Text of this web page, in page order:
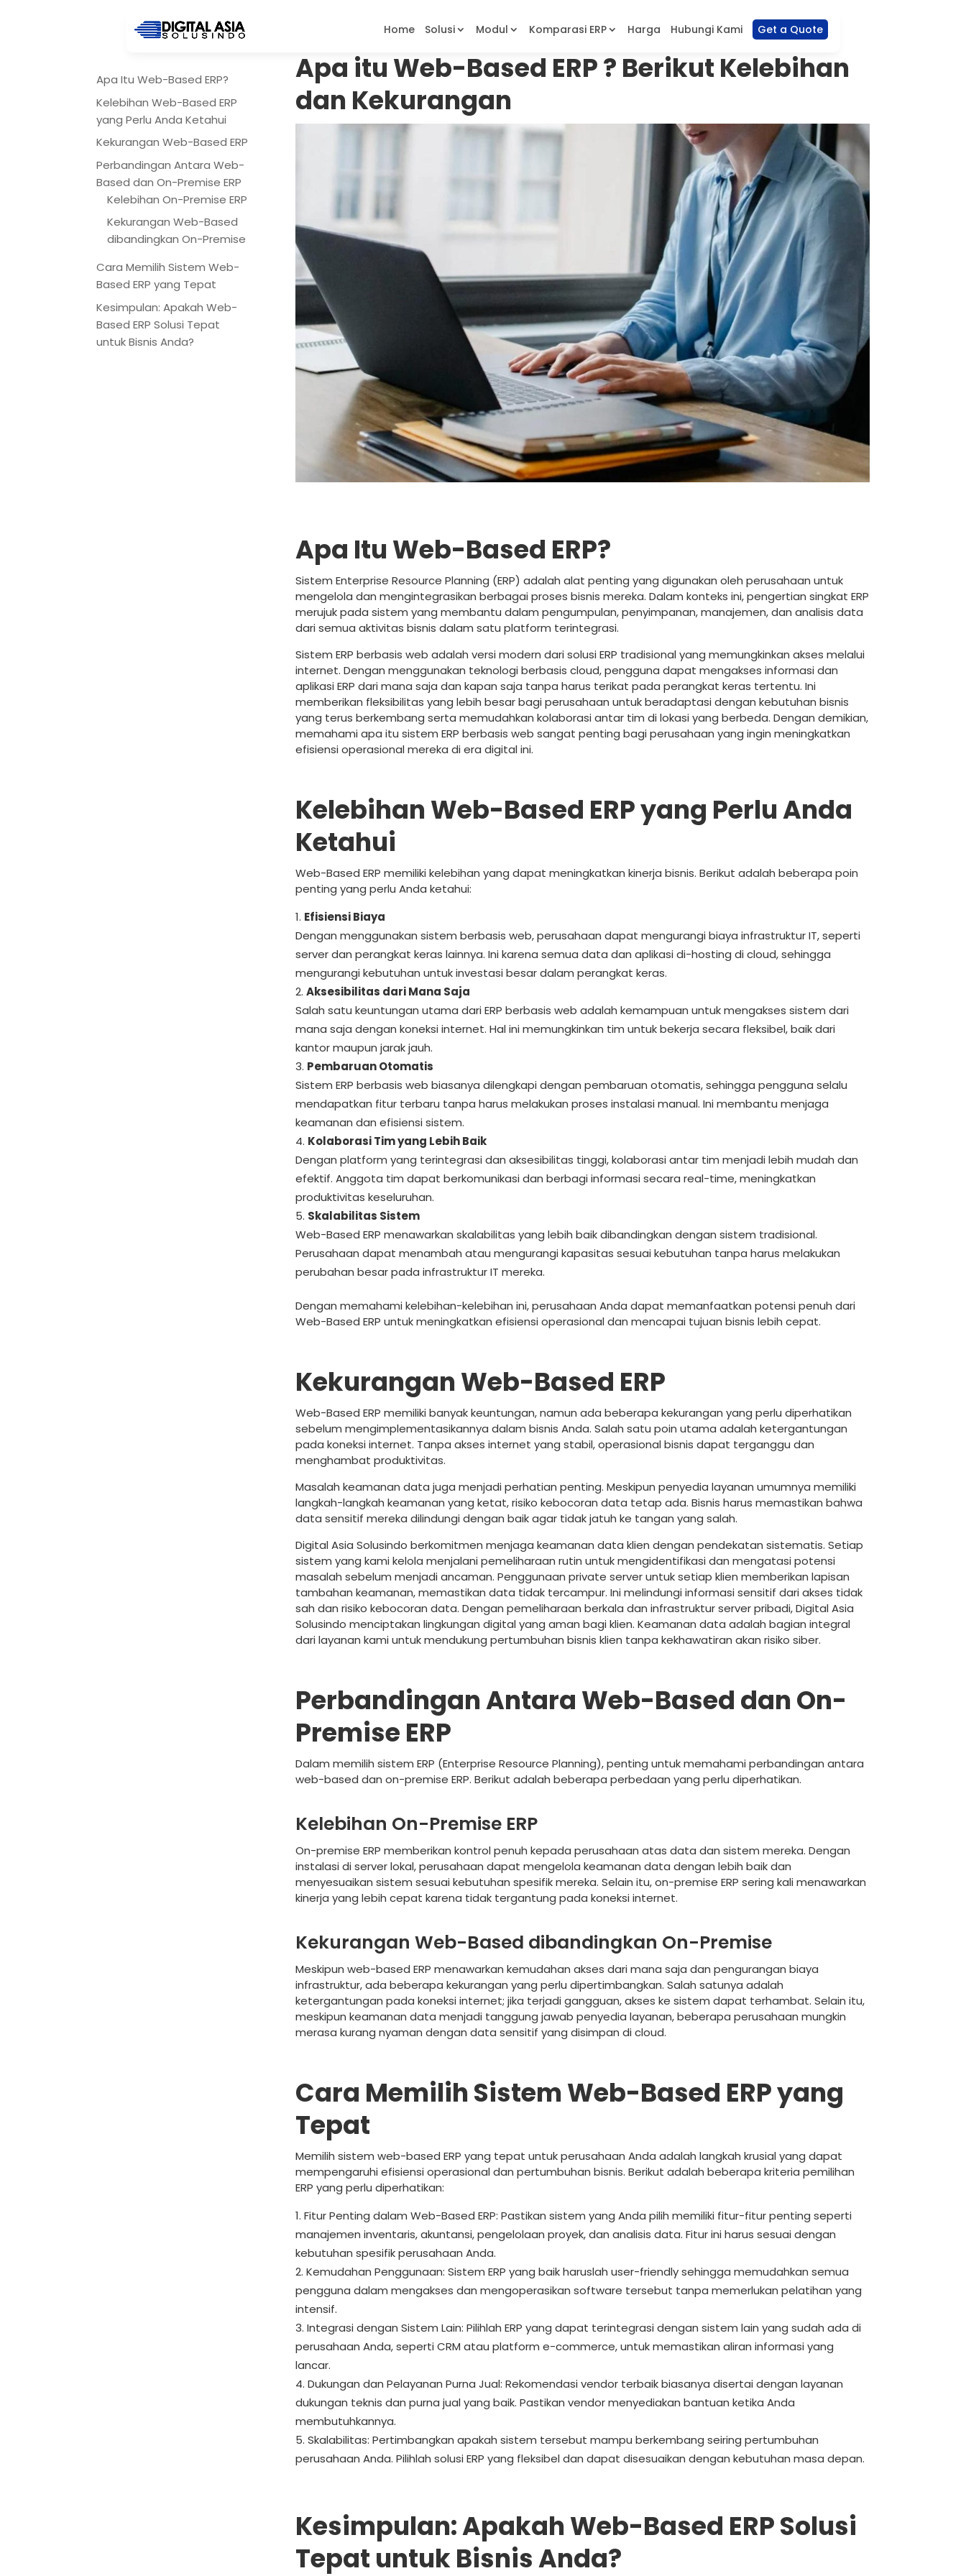
Home Solusi Modul Komparasi ERP Harga Hubungi Kami Get a Quote
Apa itu Web-Based ERP ? Berikut Kelebihan
dan Kekurangan
Apa Itu Web-Based ERP?
Sistem Enterprise Resource Planning (ERP) adalah alat penting yang digunakan oleh perusahaan untuk
mengelola dan mengintegrasikan berbagai proses bisnis mereka. Dalam konteks ini, pengertian singkat ERP
merujuk pada sistem yang membantu dalam pengumpulan, penyimpanan, manajemen, dan analisis data
dari semua aktivitas bisnis dalam satu platform terintegrasi.
Sistem ERP berbasis web adalah versi modern dari solusi ERP tradisional yang memungkinkan akses melalui
internet. Dengan menggunakan teknologi berbasis cloud, pengguna dapat mengakses informasi dan
aplikasi ERP dari mana saja dan kapan saja tanpa harus terikat pada perangkat keras tertentu. Ini
memberikan fleksibilitas yang lebih besar bagi perusahaan untuk beradaptasi dengan kebutuhan bisnis
yang terus berkembang serta memudahkan kolaborasi antar tim di lokasi yang berbeda. Dengan demikian,
memahami apa itu sistem ERP berbasis web sangat penting bagi perusahaan yang ingin meningkatkan
efisiensi operasional mereka di era digital ini.
Kelebihan Web-Based ERP yang Perlu Anda
Ketahui
Web-Based ERP memiliki kelebihan yang dapat meningkatkan kinerja bisnis. Berikut adalah beberapa poin
penting yang perlu Anda ketahui:
Efisiensi Biaya
Dengan menggunakan sistem berbasis web, perusahaan dapat mengurangi biaya infrastruktur IT, seperti
server dan perangkat keras lainnya. Ini karena semua data dan aplikasi di-hosting di cloud, sehingga
mengurangi kebutuhan untuk investasi besar dalam perangkat keras.
Aksesibilitas dari Mana Saja
Salah satu keuntungan utama dari ERP berbasis web adalah kemampuan untuk mengakses sistem dari
mana saja dengan koneksi internet. Hal ini memungkinkan tim untuk bekerja secara fleksibel, baik dari
kantor maupun jarak jauh.
Pembaruan Otomatis
Sistem ERP berbasis web biasanya dilengkapi dengan pembaruan otomatis, sehingga pengguna selalu
mendapatkan fitur terbaru tanpa harus melakukan proses instalasi manual. Ini membantu menjaga
keamanan dan efisiensi sistem.
Kolaborasi Tim yang Lebih Baik
Dengan platform yang terintegrasi dan aksesibilitas tinggi, kolaborasi antar tim menjadi lebih mudah dan
efektif. Anggota tim dapat berkomunikasi dan berbagi informasi secara real-time, meningkatkan
produktivitas keseluruhan.
Skalabilitas Sistem
Web-Based ERP menawarkan skalabilitas yang lebih baik dibandingkan dengan sistem tradisional.
Perusahaan dapat menambah atau mengurangi kapasitas sesuai kebutuhan tanpa harus melakukan
perubahan besar pada infrastruktur IT mereka.
Dengan memahami kelebihan-kelebihan ini, perusahaan Anda dapat memanfaatkan potensi penuh dari
Web-Based ERP untuk meningkatkan efisiensi operasional dan mencapai tujuan bisnis lebih cepat.
Kekurangan Web-Based ERP
Web-Based ERP memiliki banyak keuntungan, namun ada beberapa kekurangan yang perlu diperhatikan
sebelum mengimplementasikannya dalam bisnis Anda. Salah satu poin utama adalah ketergantungan
pada koneksi internet. Tanpa akses internet yang stabil, operasional bisnis dapat terganggu dan
menghambat produktivitas.
Masalah keamanan data juga menjadi perhatian penting. Meskipun penyedia layanan umumnya memiliki
langkah-langkah keamanan yang ketat, risiko kebocoran data tetap ada. Bisnis harus memastikan bahwa
data sensitif mereka dilindungi dengan baik agar tidak jatuh ke tangan yang salah.
Digital Asia Solusindo berkomitmen menjaga keamanan data klien dengan pendekatan sistematis. Setiap
sistem yang kami kelola menjalani pemeliharaan rutin untuk mengidentifikasi dan mengatasi potensi
masalah sebelum menjadi ancaman. Penggunaan private server untuk setiap klien memberikan lapisan
tambahan keamanan, memastikan data tidak tercampur. Ini melindungi informasi sensitif dari akses tidak
sah dan risiko kebocoran data. Dengan pemeliharaan berkala dan infrastruktur server pribadi, Digital Asia
Solusindo menciptakan lingkungan digital yang aman bagi klien. Keamanan data adalah bagian integral
dari layanan kami untuk mendukung pertumbuhan bisnis klien tanpa kekhawatiran akan risiko siber.
Perbandingan Antara Web-Based dan On-
Premise ERP
Dalam memilih sistem ERP (Enterprise Resource Planning), penting untuk memahami perbandingan antara
web-based dan on-premise ERP. Berikut adalah beberapa perbedaan yang perlu diperhatikan.
Kelebihan On-Premise ERP
On-premise ERP memberikan kontrol penuh kepada perusahaan atas data dan sistem mereka. Dengan
instalasi di server lokal, perusahaan dapat mengelola keamanan data dengan lebih baik dan
menyesuaikan sistem sesuai kebutuhan spesifik mereka. Selain itu, on-premise ERP sering kali menawarkan
kinerja yang lebih cepat karena tidak tergantung pada koneksi internet.
Kekurangan Web-Based dibandingkan On-Premise
Meskipun web-based ERP menawarkan kemudahan akses dari mana saja dan pengurangan biaya
infrastruktur, ada beberapa kekurangan yang perlu dipertimbangkan. Salah satunya adalah
ketergantungan pada koneksi internet; jika terjadi gangguan, akses ke sistem dapat terhambat. Selain itu,
meskipun keamanan data menjadi tanggung jawab penyedia layanan, beberapa perusahaan mungkin
merasa kurang nyaman dengan data sensitif yang disimpan di cloud.
Cara Memilih Sistem Web-Based ERP yang
Tepat
Memilih sistem web-based ERP yang tepat untuk perusahaan Anda adalah langkah krusial yang dapat
mempengaruhi efisiensi operasional dan pertumbuhan bisnis. Berikut adalah beberapa kriteria pemilihan
ERP yang perlu diperhatikan:
Fitur Penting dalam Web-Based ERP: Pastikan sistem yang Anda pilih memiliki fitur-fitur penting seperti
manajemen inventaris, akuntansi, pengelolaan proyek, dan analisis data. Fitur ini harus sesuai dengan
kebutuhan spesifik perusahaan Anda.
Kemudahan Penggunaan: Sistem ERP yang baik haruslah user-friendly sehingga memudahkan semua
pengguna dalam mengakses dan mengoperasikan software tersebut tanpa memerlukan pelatihan yang
intensif.
Integrasi dengan Sistem Lain: Pilihlah ERP yang dapat terintegrasi dengan sistem lain yang sudah ada di
perusahaan Anda, seperti CRM atau platform e-commerce, untuk memastikan aliran informasi yang
lancar.
Dukungan dan Pelayanan Purna Jual: Rekomendasi vendor terbaik biasanya disertai dengan layanan
dukungan teknis dan purna jual yang baik. Pastikan vendor menyediakan bantuan ketika Anda
membutuhkannya.
Skalabilitas: Pertimbangkan apakah sistem tersebut mampu berkembang seiring pertumbuhan
perusahaan Anda. Pilihlah solusi ERP yang fleksibel dan dapat disesuaikan dengan kebutuhan masa depan.
Kesimpulan: Apakah Web-Based ERP Solusi
Tepat untuk Bisnis Anda?
Apa Itu Web-Based ERP?
Kelebihan Web-Based ERP
yang Perlu Anda Ketahui
Kekurangan Web-Based ERP
Perbandingan Antara Web-
Based dan On-Premise ERP
Kelebihan On-Premise ERP
Kekurangan Web-Based
dibandingkan On-Premise
Cara Memilih Sistem Web-
Based ERP yang Tepat
Kesimpulan: Apakah Web-
Based ERP Solusi Tepat
untuk Bisnis Anda?